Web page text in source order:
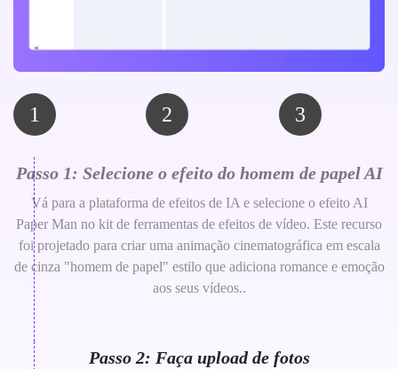
1 2 3
Passo 1: Selecione o efeito do homem de papel AI
Vá para a plataforma de efeitos de IA e selecione o efeito AI
Paper Man no kit de ferramentas de efeitos de vídeo. Este recurso
foi projetado para criar uma animação cinematográfica em escala
de cinza "homem de papel" estilo que adiciona romance e emoção
aos seus vídeos..
Passo 2: Faça upload de fotos